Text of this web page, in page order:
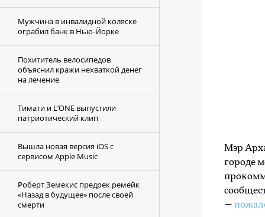
Мужчина в инвалидной коляске
ограбил банк в Нью-Йорке
Похититель велосипедов
объяснил кражи нехваткой денег
на лечение
Тимати и L’ONE выпустили
патриотический клип
Вышла новая версия iOS с
сервисом Apple Music
Роберт Земекис предрек ремейк
«Назад в будущее» после своей
смерти
Мэр
городе
—